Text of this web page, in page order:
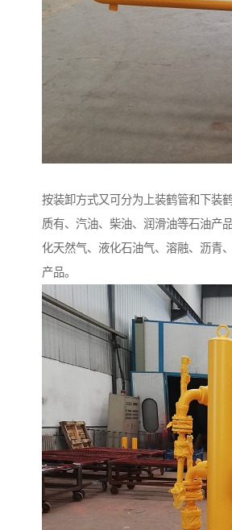
按装卸方式又可分为上装鹤管和下装
质有、汽油、柴油、润滑油等石油产
化天然气、液化石油气、溶融、沥青
产品。